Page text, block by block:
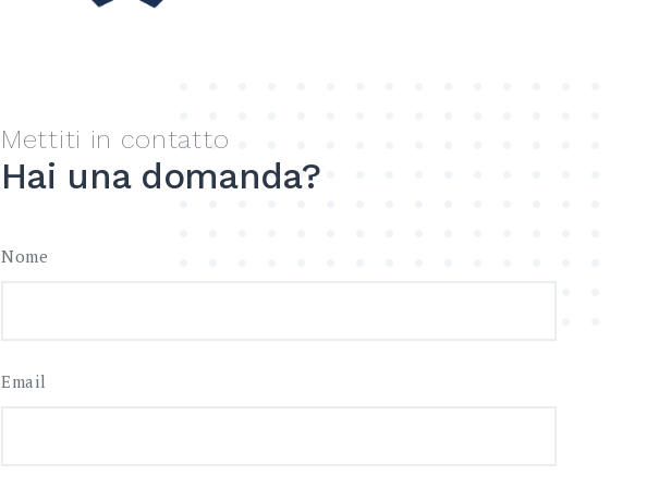
Mettiti in contatto
Hai una domanda?
Nome
Email